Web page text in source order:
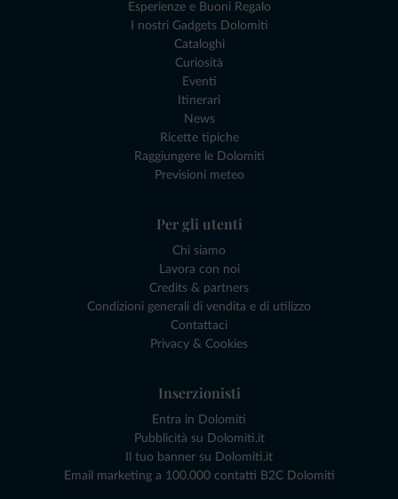
Esperienze e Buoni Regalo
I nostri Gadgets Dolomiti
Cataloghi
Curiosità
Eventi
Itinerari
News
Ricette tipiche
Raggiungere le Dolomiti
Previsioni meteo
Per gli utenti
Chi siamo
Lavora con noi
Credits & partners
Condizioni generali di vendita e di utilizzo
Contattaci
Privacy & Cookies
Inserzionisti
Entra in Dolomiti
Pubblicità su Dolomiti.it
Il tuo banner su Dolomiti.it
Email marketing a 100.000 contatti B2C Dolomiti